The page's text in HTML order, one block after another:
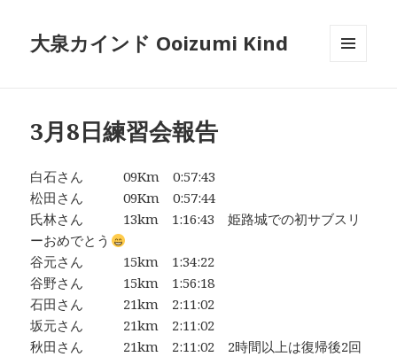
大泉カインド Ooizumi Kind
3月8日練習会報告
白石さん 09Km 0:57:43
松田さん 09Km 0:57:44
氏林さん 13km 1:16:43 姫路城での初サブスリ
ーおめでとう
谷元さん 15km 1:34:22
谷野さん 15km 1:56:18
石田さん 21km 2:11:02
坂元さん 21km 2:11:02
秋田さん 21km 2:11:02 2時間以上は復帰後2回